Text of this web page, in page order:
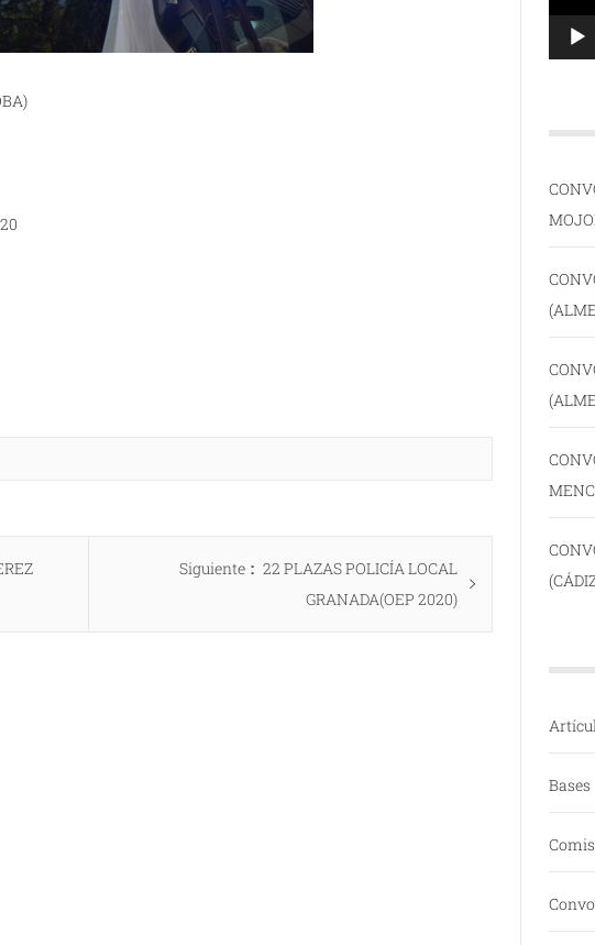
Siguiente
Entrada
siguiente:
22 PLAZAS POLICÍA LOCAL
GRANADA(OEP 2020)
Bases